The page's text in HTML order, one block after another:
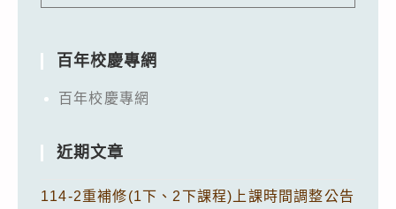
百年校慶專網
百年校慶專網
近期文章
114-2重補修(1下、2下課程)上課時間調整公告